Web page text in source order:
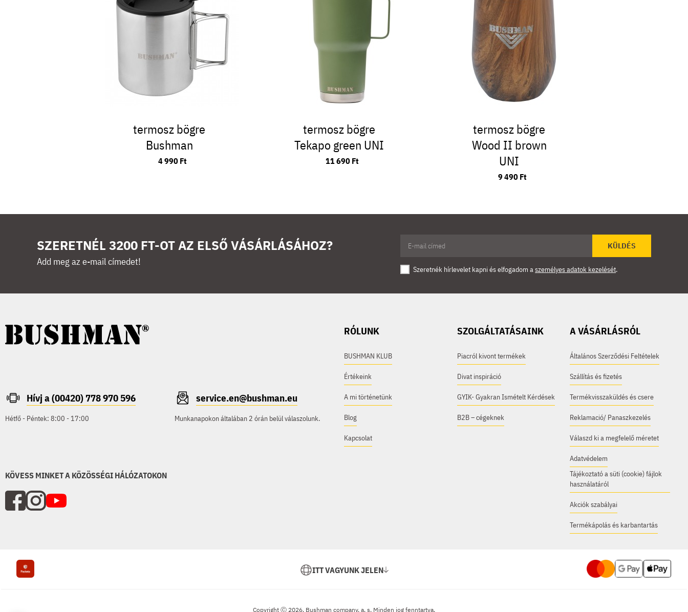
termosz bögre
Bushman
4 990 Ft
termosz bögre
Tekapo green UNI
11 690 Ft
termosz bögre
Wood II brown
UNI
9 490 Ft
SZERETNÉL 3200 FT-OT AZ ELSŐ VÁSÁRLÁSÁHOZ?
Add meg az e-mail címedet!
KÜLDÉS
Szeretnék hírlevelet kapni és elfogadom aszemélyes adatok kezelését.
Hívj a (00420) 778 970 596
Hétfő - Péntek: 8:00 - 17:00
service.en@bushman.eu
Munkanapokon általában 2 órán belül válaszolunk.
KÖVESS MINKET A KÖZÖSSÉGI HÁLÓZATOKON
RÓLUNK
BUSHMAN KLUB
Értékeink
A mi történetünk
Blog
Kapcsolat
SZOLGÁLTATÁSAINK
Piacról kivont termékek
Divat inspiráció
GYIK- Gyakran Ismételt Kérdések
B2B – cégeknek
A VÁSÁRLÁSRÓL
Általános Szerződési Feltételek
Szállítás és fizetés
Termékvisszaküldés és csere
Reklamació/ Panaszkezelés
Válaszd ki a megfelelő méretet
Adatvédelem
Tájékoztató a süti (cookie) fájlok
használatáról
Akciók szabályai
Termékápolás és karbantartás
ITT VAGYUNK JELEN
Copyright Ⓒ 2026, Bushman company, a. s. Minden jog fenntartva.